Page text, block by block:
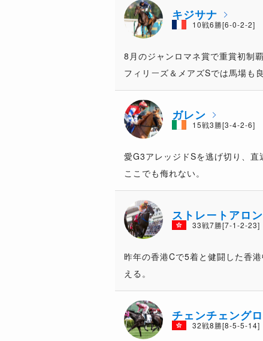
キジサナ
10戦6勝[6-0-2-2]
8月のジャンロマネ賞で重賞初制
フィリーズ＆メアズSでは馬場も
ガレン
15戦3勝[3-4-2-6]
愛G3アレッジドSを逃げ切り、
ここでも侮れない。
ストレートアロン
33戦7勝[7-1-2-23]
昨年の香港Cで5着と健闘した香
える。
チェンチェング
32戦8勝[8-5-5-14]